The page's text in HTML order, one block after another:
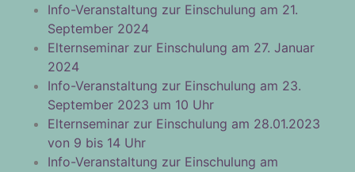
Info-Veranstaltung zur Einschulung am 21.
September 2024
Elternseminar zur Einschulung am 27. Januar
2024
Info-Veranstaltung zur Einschulung am 23.
September 2023 um 10 Uhr
Elternseminar zur Einschulung am 28.01.2023
von 9 bis 14 Uhr
Info-Veranstaltung zur Einschulung am